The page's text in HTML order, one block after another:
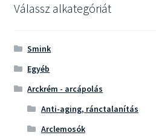
Válassz alkategóriát
Smink
Egyéb
Arckrém - arcápolás
Anti-aging, ránctalanítás
Arclemosók